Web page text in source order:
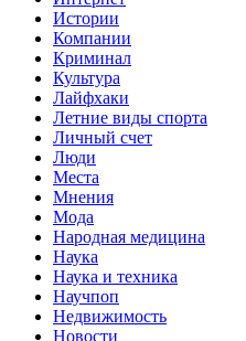
Истории
Компании
Криминал
Культура
Лайфхаки
Летние виды спорта
Личный счет
Люди
Места
Мнения
Мода
Народная медицина
Наука
Наука и техника
Научпоп
Недвижимость
Новости